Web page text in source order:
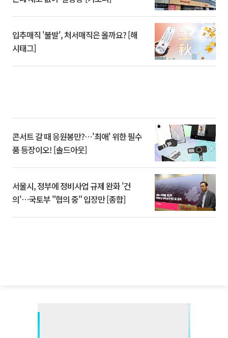
입추매직 '불발', 처서매직은 올까요? [해
시태그]
콘서트 갈 때 응원봉만?⋯'최애' 위한 필수
품 등장이오! [솔드아웃]
서울시, 정부에 정비사업 규제 완화 '건
의'⋯국토부 "협의 중" 입장만 [종합]